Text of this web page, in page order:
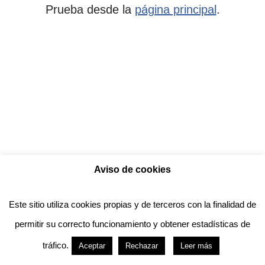
Prueba desde la página principal .
Política de Cookies
Anotado funciona gracias a
diseño del tema
Neve
Aviso de cookies
Este sitio utiliza cookies propias y de terceros con la finalidad de
permitir su correcto funcionamiento y obtener estadísticas de
tráfico. Aceptar Rechazar Leer más